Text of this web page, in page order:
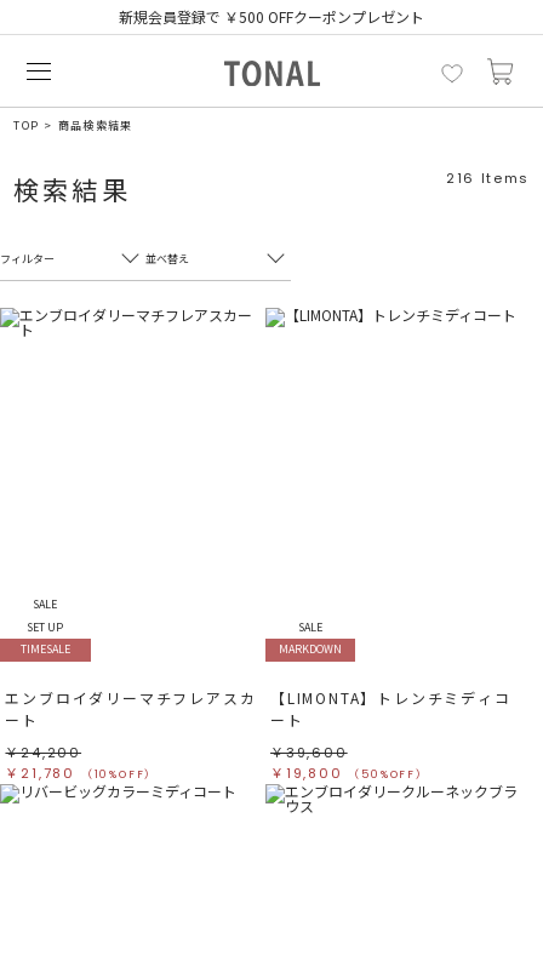
新規会員登録で ￥500 OFFクーポンプレゼント
TOP 商品検索結果
検索結果 216 Items
フィルター
フリーワード
ブラウン
ベージュ
オレンジオレンジ
イエロー
グリーングリーン
パープル パープル
レッド レッド
ピンク
リセット
並べ替え
売れ筋順
SALE
SET UP
TIMESALE
エンブロイダリーマチフレアスカ
ート
￥24,200
￥21,780
（10%OFF）
SALE
MARKDOWN
【LIMONTA】トレンチミディコ
ート
￥39,600
￥19,800
（50%OFF）